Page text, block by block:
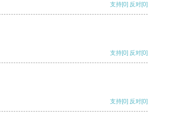
支持[0] 反对[0]
支持[0] 反对[0]
支持[0] 反对[0]